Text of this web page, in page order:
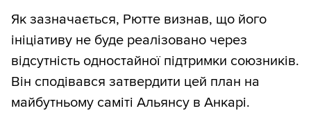
Як зазначається, Рютте визнав, що його
ініціативу не буде реалізовано через
відсутність одностайної підтримки союзників.
Він сподівався затвердити цей план на
майбутньому саміті Альянсу в Анкарі.